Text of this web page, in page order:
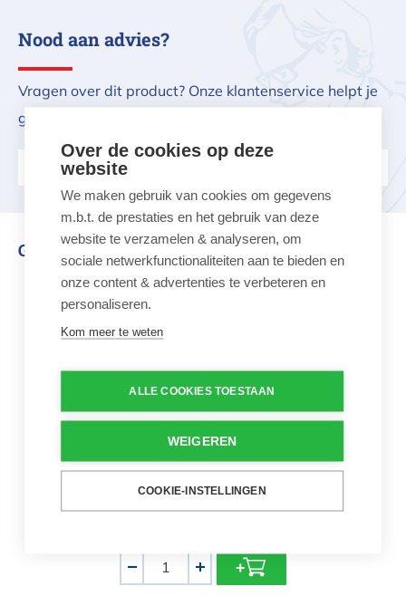
Nood aan advies?
Vragen over dit product? Onze klantenservice helpt je
graag verder.
Stel ons je vraag
Gerelateerd aan dit product
pH-minus granulaat
5kg ctx10
€ 19,00
Verlagen van de pH-
Aantal
+
Over de cookies op deze
website
We maken gebruik van cookies om gegevens
m.b.t. de prestaties en het gebruik van deze
website te verzamelen & analyseren, om
sociale netwerkfunctionaliteiten aan te bieden en
onze content & advertenties te verbeteren en
personaliseren.
Kom meer te weten
ALLE COOKIES TOESTAAN
WEIGEREN
COOKIE-INSTELLINGEN